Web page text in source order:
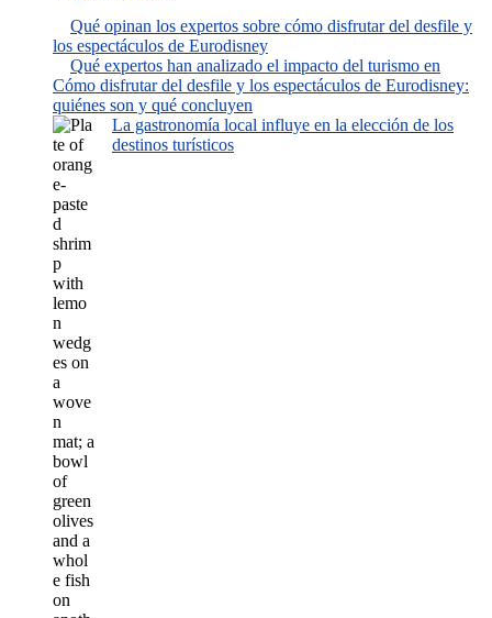
Qué opinan los expertos sobre cómo disfrutar del desfile y
los espectáculos de Eurodisney
Qué expertos han analizado el impacto del turismo en
Cómo disfrutar del desfile y los espectáculos de Eurodisney:
quiénes son y qué concluyen
La gastronomía local influye en la elección de los
destinos turísticos